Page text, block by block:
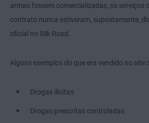
armas fossem comercializadas, os serviços
contrato nunca estiveram, supostamente,
oficial no Silk Road.
Alguns exemplos do que era vendido no site
Drogas ilícitas
Drogas prescritas controladas